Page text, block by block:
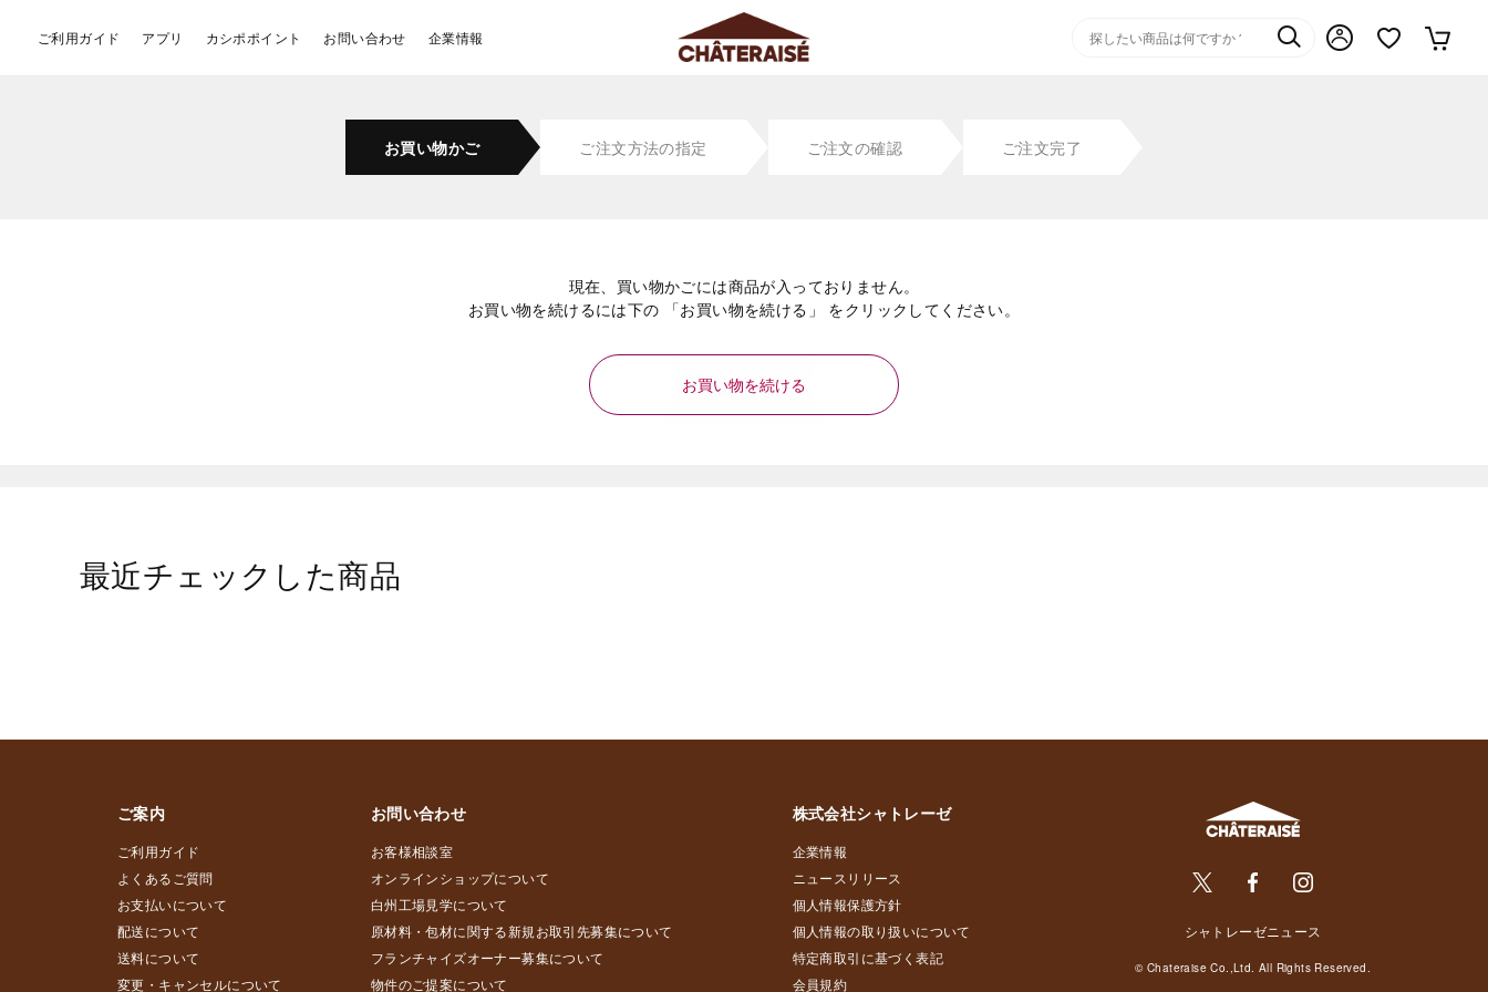
ご利用ガイド アプリ カシポポイント お問い合わせ 企業情報
お買い物かご ご注文方法の指定 ご注文の確認 ご注文完了
現在、買い物かごには商品が入っておりません。
お買い物を続けるには下の 「お買い物を続ける」 をクリックしてください。
最近チェックした商品
ご案内
ご利用ガイド
よくあるご質問
お支払いについて
配送について
送料について
変更・キャンセルについて
お問い合わせ
お客様相談室
オンラインショップについて
白州工場見学について
原材料・包材に関する新規お取引先募集について
フランチャイズオーナー募集について
物件のご提案について
株式会社シャトレーゼ
企業情報
ニュースリリース
個人情報保護方針
個人情報の取り扱いについて
特定商取引に基づく表記
会員規約
シャトレーゼニュース
© Chateraise Co.,Ltd. All Rights Reserved.